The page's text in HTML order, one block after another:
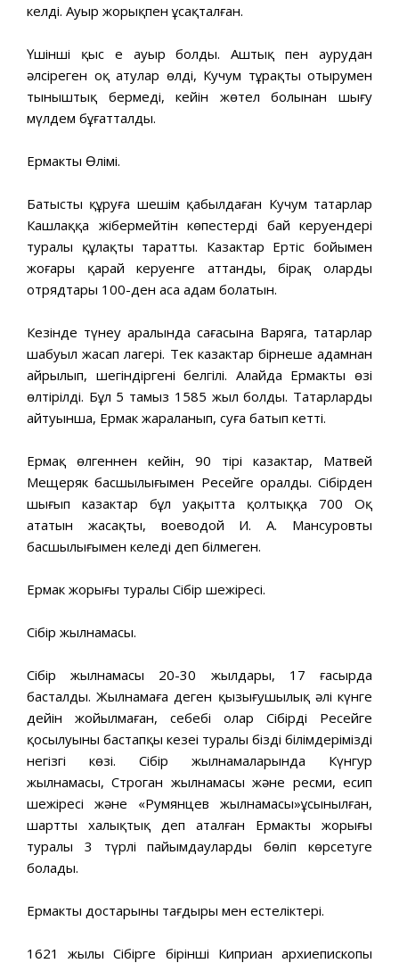
келді. Ауыр жорықпен ұсақталған.
Үшінші қыс ең ауыр болды. Аштық пен аурудан
әлсіреген оқ атулар өлді, Кучум тұрақты отырумен
тыныштық бермеді, кейін жөтел болынан шығу
мүлдем бұғатталды.
Ермактың Өлімі.
Батысты құруға шешім қабылдаған Кучум татарлар
Кашлаққа жібермейтін көпестердің бай керуендері
туралы құлақты таратты. Казактар Ертіс бойымен
жоғары қарай керуенге аттанды, бірақ олардың
отрядтары 100-ден аса адам болатын.
Кезінде түнеу аралында сағасына Варяга, татарлар
шабуыл жасап лагері. Тек казактар бірнеше адамнан
айрылып, шегіндіргені белгілі. Алайда Ермактың өзі
өлтірілді. Бұл 5 тамыз 1585 жыл болды. Татарлардың
айтуынша, Ермак жараланып, суға батып кетті.
Ермақ өлгеннен кейін, 90 тірі казактар, Матвей
Мещеряк басшылығымен Ресейге оралды. Сібірден
шығып казактар бұл уақытта қолтыққа 700 Оқ
ататын жасақтың, воеводой И. А. Мансуровтың
басшылығымен келеді деп білмеген.
Ермак жорығы туралы Сібір шежіресі.
Сібір жылнамасы.
Сібір жылнамасы 20-30 жылдары, 17 ғасырда
басталды. Жылнамаға деген қызығушылық әлі күнге
дейін жойылмаған, себебі олар Сібірдің Ресейге
қосылуының бастапқы кезеңі туралы біздің білімдеріміздің
негізгі көзі. Сібір жылнамаларында Күнгур
жылнамасы, Строган жылнамасы және ресми, есип
шежіресі және «Румянцев жылнамасы»ұсынылған,
шартты халықтық деп аталған Ермактың жорығы
туралы 3 түрлі пайымдауларды бөліп көрсетуге
болады.
Ермактың достарының тағдыры мен естеліктері.
1621 жылы Сібірге бірінші Киприан архиепископы